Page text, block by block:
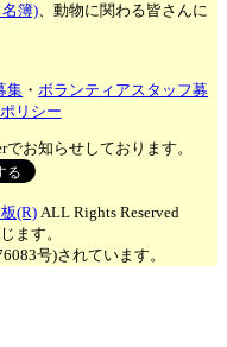
簿)、動物に関わる皆さんに
集 ・ボランティアスタッフ募
リシー
お知らせしております。
(R)ALL Rights Reserved
ます。
号)されています。